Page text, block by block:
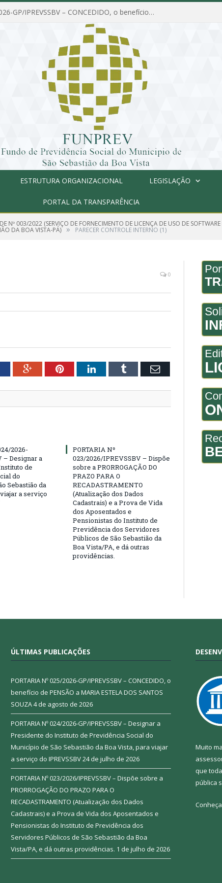
PORTARIA Nº 025/2026-GP/IPREVSSBV – CONCEDIDO, o benefício de PENSÃO a MARIA ESTELA DOS SANTOS SOUZA
ESTRUTURA ORGANIZACIONAL LEGISLAÇÃO
PORTAL DA TRANSPARÊNCIA
Nº 003/2022 (SERVIÇO DE FORNECIMENTO DE LICENÇA DE USO DE
DA BOA VISTA-PÁ) » PARECER CONTROLE INTERNO (1)
0
Google+PinterestLinkedInTumblr Email
2026-
– Designar a
de
do
Sebastião da
a serviço
PORTARIA Nº
023/2026/IPREVSSBV – Dispõe
sobre a PRORROGAÇÃO DO
PRAZO PARA O
RECADASTRAMENTO
(Atualização dos Dados
Cadastrais) e a Prova de Vida
dos Aposentados e
Pensionistas do Instituto de
Previdência dos Servidores
Públicos de São Sebastião da
Boa Vista/PA, e dá outras
providências.
ÚLTIMAS PUBLICAÇÕES
PORTARIA Nº 025/2026-GP/IPREVSSBV – CONCEDIDO, o
benefício de PENSÃO a MARIA ESTELA DOS SANTOS
SOUZA4 de agosto de 2026
PORTARIA Nº 024/2026-GP/IPREVSSBV – Designar a
Presidente do Instituto de Previdência Social do
Município de São Sebastião da Boa Vista, para viajar
a serviço do IPREVSSBV24 de julho de 2026
PORTARIA Nº 023/2026/IPREVSSBV – Dispõe sobre a
PRORROGAÇÃO DO PRAZO PARA O
RECADASTRAMENTO (Atualização dos Dados
Cadastrais) e a Prova de Vida dos Aposentados e
Pensionistas do Instituto de Previdência dos
Servidores Públicos de São Sebastião da Boa
Vista/PA, e dá outras providências. 1 de julho de 2026
Muito
que
pública